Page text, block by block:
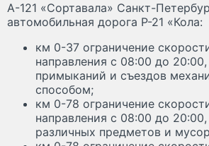
А-121 «Сортавала» Санкт-
автомобильная дорога Р-21 «Кола:
км 0-37 ограничение
направления с 08:00 до
примыканий и съездов
способом;
км 0-78 ограничение
направления с 08:00 до
различных предметов и